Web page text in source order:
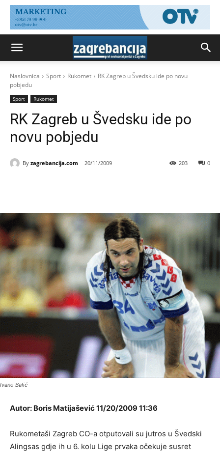
Naslovnica Sport Rukomet
RK Zagreb u Švedsku ide po novu
pobjedu
Sport Rukomet
RK Zagreb u Švedsku ide po
novu pobjedu
By zagrebancija.com 20/11/2009 0
203
Ivano Balić
Autor: Boris Matijašević 11/20/2009 11:36
Rukometaši Zagreb CO-a otputovali su jutros u Švedski
Alingsas gdje ih u 6. kolu Lige prvaka očekuje susret